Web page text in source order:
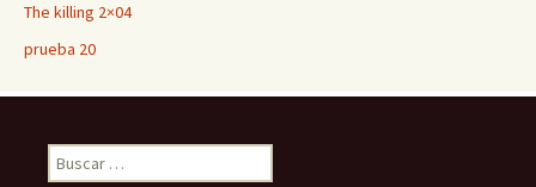
The killing 2×04
prueba 20
Buscar: